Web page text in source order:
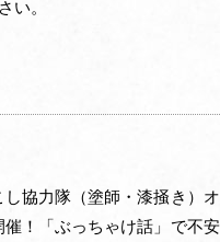
い。
し協力隊（塗師・漆掻き）
催！「ぶっちゃけ話」で不